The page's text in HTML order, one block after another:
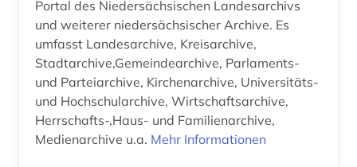
freie plattform (1)
frühdruck (3)
frühe neuzeit (1)
fürstlich waldecksche hofbibliothek (1)
galloromanistik (1)
Portal des Niedersächsischen Landesarchivs
und weiterer niedersächsischer Archive. Es
umfasst Landesarchive, Kreisarchive,
Stadtarchive,Gemeindearchive, Parlaments-
und Parteiarchive, Kirchenarchive, Universitäts-
und Hochschularchive, Wirtschaftsarchive,
Herrschafts-,Haus- und Familienarchive,
Medienarchive u.a. Mehr Informationen